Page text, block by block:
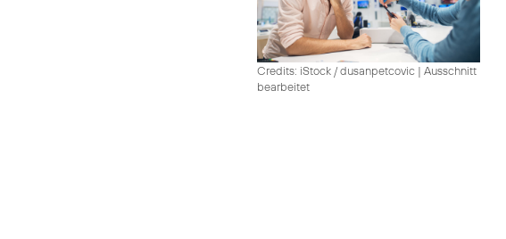
Credits: iStock / dusanpetcovic | Ausschnitt
bearbeitet